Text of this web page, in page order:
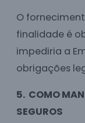
O
finalidade é
impediria a
obrigações
5. COMO
SEGUROS